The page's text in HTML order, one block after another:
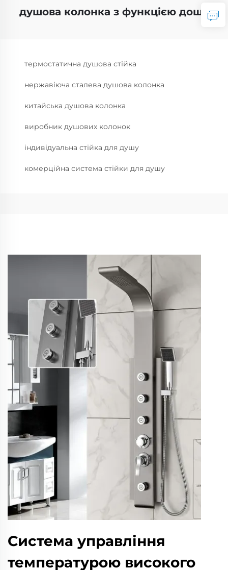
душова колонка з функцією дощу
термостатична душова стійка
нержавіюча сталева душова колонка
китайська душова колонка
виробник душових колонок
індивідуальна стійка для душу
комерційна система стійки для душу
Система управління
температурою високого